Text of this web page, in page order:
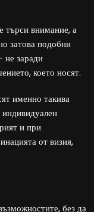
търси внимание, а
затова подобни
не заради
което носят.
именно такива
и при
от визия,
без да